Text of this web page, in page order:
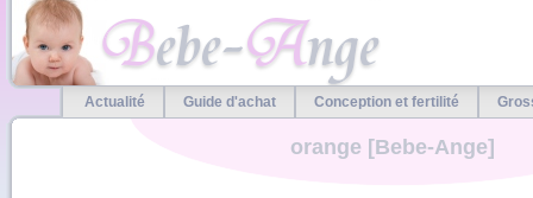
Actualité Guide d'achat Conception et fertilité
orange [Bebe-Ange]